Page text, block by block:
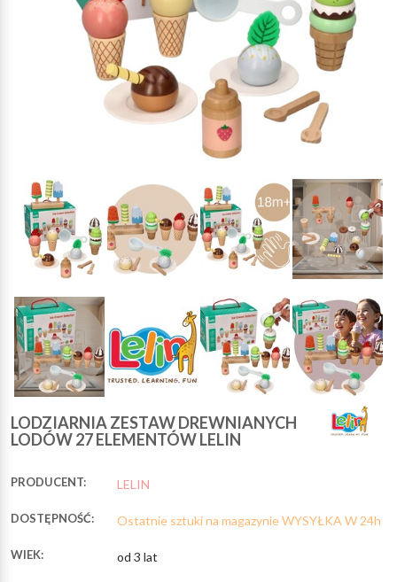
LODZIARNIA ZESTAW DREWNIANYCH
LODÓW 27 ELEMENTÓW LELIN
PRODUCENT: LELIN
DOSTĘPNOŚĆ: Ostatnie sztuki na magazynie WYSYŁKA W 24h
WIEK: od 3 lat